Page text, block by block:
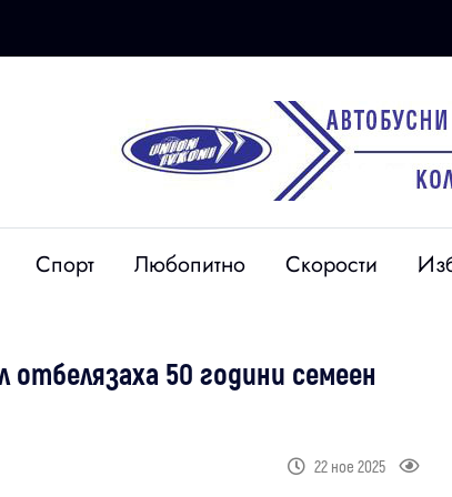
Спорт Любопитно Скорости
50 години семеен
22 ное 2025